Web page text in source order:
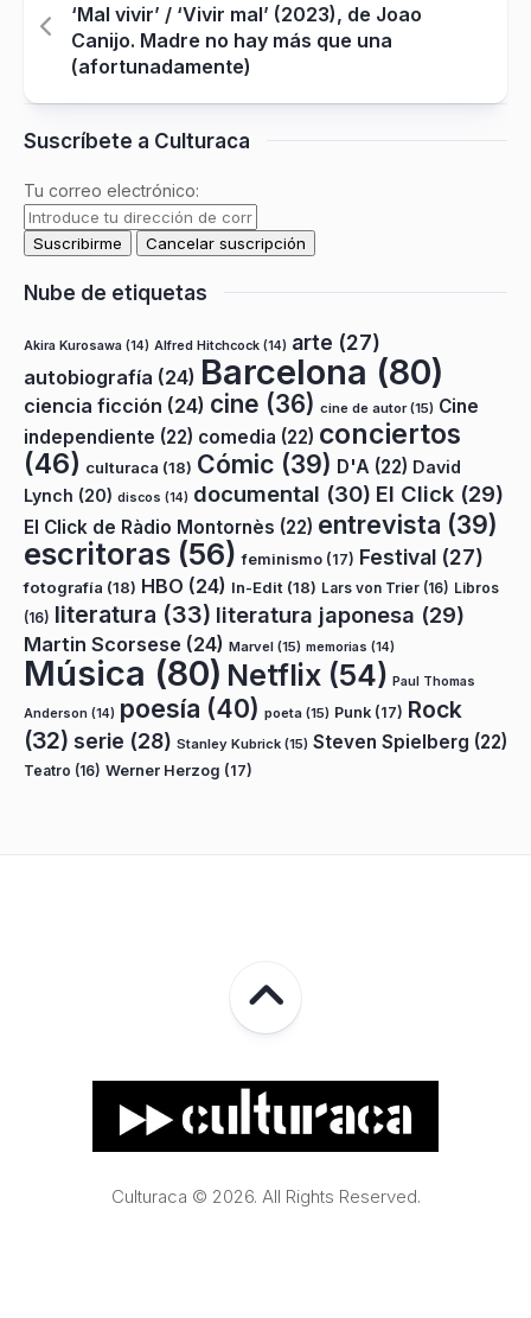
‘Mal vivir’ / ‘Vivir mal’ (2023), de Joao
Canijo. Madre no hay más que una
(afortunadamente)
Suscríbete a Culturaca
Tu correo electrónico:
Nube de etiquetas
Akira Kurosawa (14) Alfred Hitchcock (14) arte (27)
autobiografía (24) Barcelona (80)
ciencia ficción (24) cine (36) cine de autor(15) Cine
independiente (22) comedia (22) conciertos
(46) culturaca (18) Cómic (39) D'A (22) David
Lynch (20) discos (14) documental (30) El Click (29)
El Click de Ràdio Montornès (22) entrevista (39)
escritoras (56) feminismo (17) Festival (27)
fotografía (18) HBO (24) In-Edit (18) Lars von Trier (16) Libros
(16) literatura (33) literatura japonesa (29)
Martin Scorsese (24) Marvel (15) memorias (14)
Música (80) Netflix (54) Paul Thomas
Anderson (14) poesía (40) poeta (15) Punk (17) Rock
(32) serie (28) Stanley Kubrick (15) Steven Spielberg (22)
Teatro (16) Werner Herzog (17)
Culturaca © 2026. All Rights Reserved.